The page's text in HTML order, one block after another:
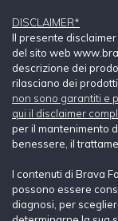
DISCLAIMER*
Il presente
del sito web
descrizione dei
rilasciano dei
non sono garantiti e
qui il disclaimer
per il mantenimento
benessere, il
I contenuti di Brava
possono essere
diagnosi, per